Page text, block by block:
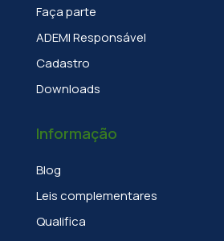
Faça parte
ADEMI Responsável
Cadastro
Downloads
Informação
Blog
Leis complementares
Qualifica